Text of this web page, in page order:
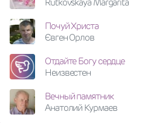
Почуй Христа
Євген Орлов
Отдайте Богу сердце
Неизвестен
Вечный памятник
Анатолий Курмаев